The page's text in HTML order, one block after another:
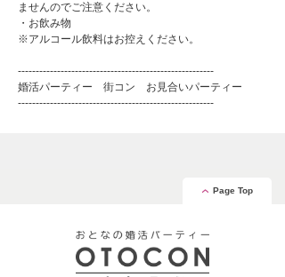
ませんのでご注意ください。
・お飲み物
※アルコール飲料はお控えください。
-------------------------------------------------------
婚活パーティー 街コン お見合いパーティー
-------------------------------------------------------
Page Top